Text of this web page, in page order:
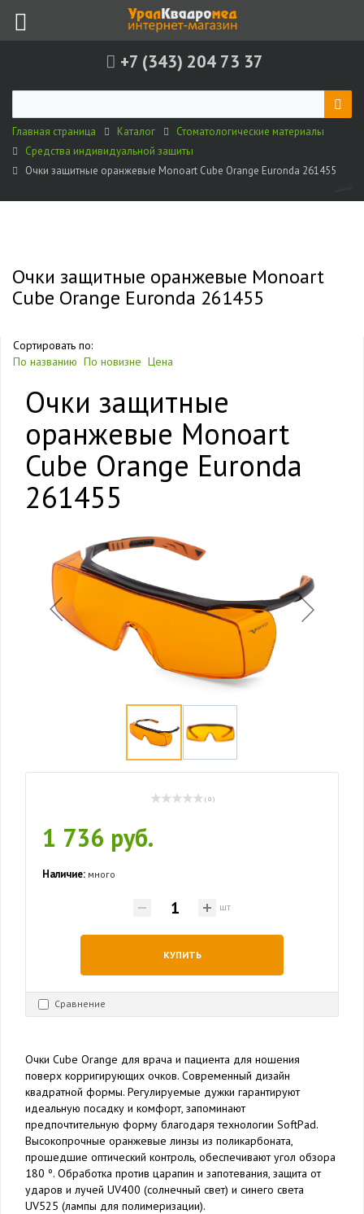
+7 (343) 204 73 37
Главная страница Каталог
Стоматологические материалы
Средства индивидуальной защиты
Очки защитные оранжевые Monoart Cube Orange Euronda 261455
Очки защитные оранжевые Monoart
Cube Orange Euronda 261455
Сортировать по:
По названию По новизне Цена
Очки защитные
оранжевые Monoart
Cube Orange Euronda
261455
( 0 )
1 736 руб.
Наличие: много
шт
КУПИТЬ
Сравнение
Очки Cube Orange для врача и пациента для ношения
поверх корригирующих очков. Современный дизайн
квадратной формы. Регулируемые дужки гарантируют
идеальную посадку и комфорт, запоминают
предпочтительную форму благодаря технологии SoftPad.
Высокопрочные оранжевые линзы из поликарбоната,
прошедшие оптический контроль, обеспечивают угол обзора
180 º. Обработка против царапин и запотевания, защита от
ударов и лучей UV400 (солнечный свет) и синего света
UV525 (лампы для полимеризации).